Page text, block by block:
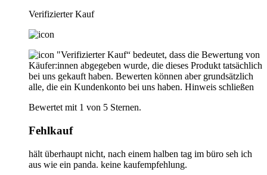
Verifizierter Kauf
"Verifizierter Kauf“ bedeutet, dass die Bewertung von
Käufer:innen abgegeben wurde, die dieses Produkt tatsächlich
bei uns gekauft haben. Bewerten können aber grundsätzlich
alle, die ein Kundenkonto bei uns haben. Hinweis schließen
Bewertet mit 1 von 5 Sternen.
Fehlkauf
hält überhaupt nicht, nach einem halben tag im büro seh ich
aus wie ein panda. keine kaufempfehlung.